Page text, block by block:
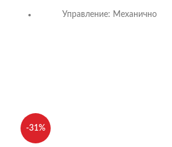
Управление: Механично
-31%